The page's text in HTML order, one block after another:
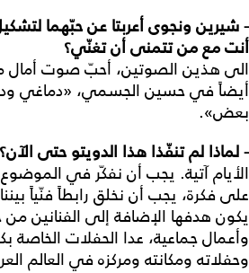
- شيرين ونجوى أعربتا عن حبّهما
أنت مع من تتمنى أن تغنّي؟
الى هذين الصوتين، أحبّ صوت أمال
أيضاً في حسين الجسمي، «دماغي
بعض».
- لماذا لم تنفّذا هذا الدويتو حتى الآن؟
الأيام آتية. يجب أن نفكّر في الموضوع
على فكرة، يجب أن نخلق رابطاً فنّياً
يكون هدفها الإضافة إلى الفنانين
وأعمال جماعية، عدا الحفلات الخاصة
وحفلاته ومكانته ومركزه في العالم